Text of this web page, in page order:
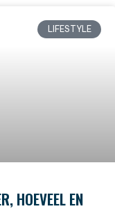
LIFESTYLE
HOEVEEL EN